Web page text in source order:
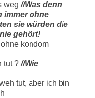
weg //Was denn
immer ohne
sie würden die
gehört!
kondom
tut ? //Wie
tut, aber ich bin